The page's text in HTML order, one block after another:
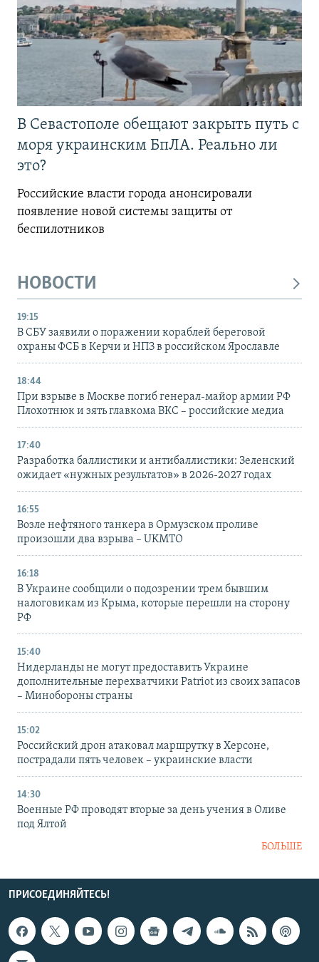
В Севастополе обещают закрыть путь с
моря украинским БпЛА. Реально ли
это?
Российские власти города анонсировали
появление новой системы защиты от
беспилотников
НОВОСТИ
19:15
В СБУ заявили о поражении кораблей береговой
охраны ФСБ в Керчи и НПЗ в российском Ярославле
18:44
При взрыве в Москве погиб генерал-майор армии РФ
Плохотнюк и зять главкома ВКС – российские медиа
17:40
Разработка баллистики и антибаллистики: Зеленский
ожидает «нужных результатов» в 2026-2027 годах
16:55
Возле нефтяного танкера в Ормузском проливе
произошли два взрыва – UKMTO
16:18
В Украине сообщили о подозрении трем бывшим
налоговикам из Крыма, которые перешли на сторону
РФ
15:40
Нидерланды не могут предоставить Украине
дополнительные перехватчики Patriot из своих запасов
– Минобороны страны
15:02
Российский дрон атаковал маршрутку в Херсоне,
пострадали пять человек – украинские власти
14:30
Военные РФ проводят вторые за день учения в Оливе
под Ялтой
БОЛЬШЕ
ПРИСОЕДИНЯЙТЕСЬ!